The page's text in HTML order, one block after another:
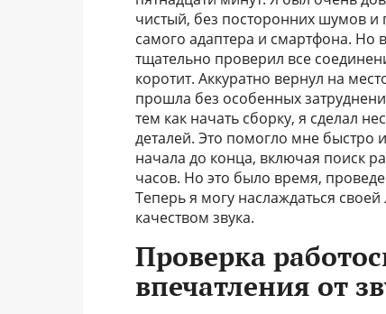
чистый, без посторонних шумов и
самого адаптера и смартфона. Но
тщательно проверил все
коротит. Аккуратно вернул на
прошла без особенных
тем как начать сборку, я сделал
деталей. Это помогло мне быстро
начала до конца, включая поиск
часов. Но это было время,
Теперь я могу наслаждаться
качеством звука.
Проверка
впечатления от